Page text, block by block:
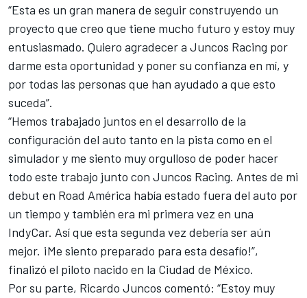
“Esta es un gran manera de seguir construyendo un
proyecto que creo que tiene mucho futuro y estoy muy
entusiasmado. Quiero agradecer a Juncos Racing por
darme esta oportunidad y poner su confianza en mí, y
por todas las personas que han ayudado a que esto
suceda”.
“Hemos trabajado juntos en el desarrollo de la
configuración del auto tanto en la pista como en el
simulador y me siento muy orgulloso de poder hacer
todo este trabajo junto con Juncos Racing. Antes de mi
debut en Road América había estado fuera del auto por
un tiempo y también era mi primera vez en una
IndyCar. Así que esta segunda vez debería ser aún
mejor. ¡Me siento preparado para esta desafío!”,
finalizó el piloto nacido en la Ciudad de México.
Por su parte, Ricardo Juncos comentó: “Estoy muy